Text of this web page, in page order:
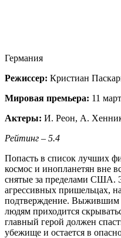
Германия
Режиссер: Кристиан
Мировая премьера: 11
Актеры: И. Реон, А.
Рейтинг – 5.4
Попасть в список лучших
космос и инопланетян вне
снятые за пределами США.
агрессивных пришельцах,
подтверждение. Выжившим
людям приходится
главный герой должен
убежище и остается в